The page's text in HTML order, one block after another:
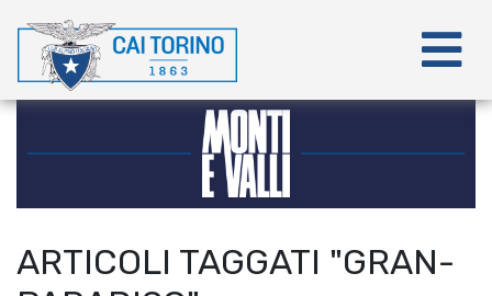
ARTICOLI TAGGATI "GRAN-